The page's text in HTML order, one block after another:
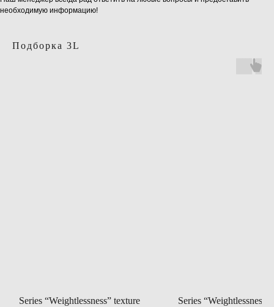
необходимую информацию!
Подборка 3L
Series “Weightlessness” texture
Series “Weightlessness”